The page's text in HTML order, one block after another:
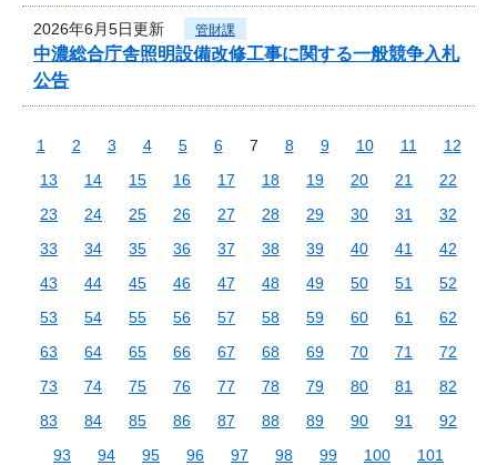
2026年6月5日更新 管財課
中濃総合庁舎照明設備改修工事に関する一般競争入札
公告
1 2 3 4 5 6 7 8 9 10 11
12
13
14 15 16 17 18 19 20 21
22
23
24 25 26 27 28 29 30 31
32
33
34 35 36 37 38 39 40 41
42
43
44 45 46 47 48 49 50 51
52
53
54 55 56 57 58 59 60 61
62
63
64 65 66 67 68 69 70 71
72
73
74 75 76 77 78 79 80 81
82
83
84 85 86 87 88 89 90 91
92
93
94 95 96 97 98 99 100
101